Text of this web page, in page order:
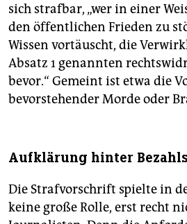
sich strafbar, „wer in einer
den öffentlichen Frieden zu
Wissen vortäuscht, die
Absatz 1 genannten
bevor.“ Gemeint ist etwa die
bevorstehender Morde oder
Aufklärung hinter
Die Strafvorschrift spielte in
keine große Rolle, erst recht